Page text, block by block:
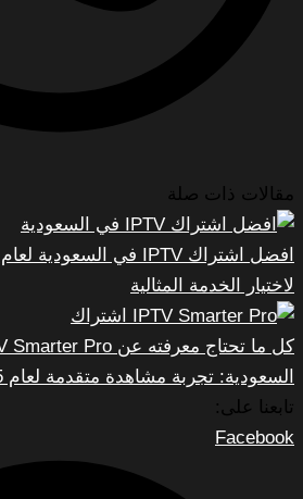
مقالات ذات صلة
لاختيار الخدمة المثالية
السعودية: تجربة مشاهدة متقدمة لعام 2025
تابعنا على:
Facebook